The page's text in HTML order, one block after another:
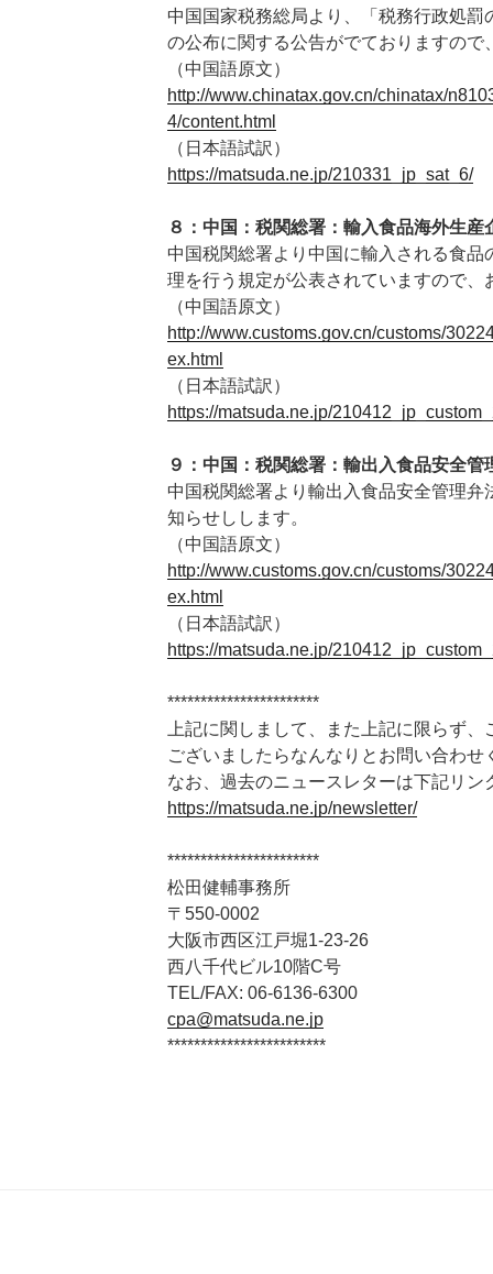
中国国家税務総局より、「税務行政処
の公布に関する公告がでておりますので
（中国語原文）
http://www.chinatax.gov.cn/chinatax/
4/content.html
（日本語試訳）
https://matsuda.ne.jp/210331_jp_sat_6/
８：中国：税関総署：輸入食品海外生産
中国税関総署より中国に輸入される食
理を行う規定が公表されていますので、
（中国語原文）
http://www.customs.gov.cn/customs/
ex.html
（日本語試訳）
https://matsuda.ne.jp/
９：中国：税関総署： 輸出入食品安全管
中国税関総署より輸出入食品安全管理
知らせしします。
（中国語原文）
http://www.customs.gov.cn/customs/
ex.html
（日本語試訳）
https://matsuda.ne.jp/
***********************
上記に関しまして、また上記に限らず
ございましたらなんなりとお問い合わせ
なお、過去のニュースレターは下記リン
https://matsuda.ne.jp/newsletter/
***********************
松田健輔事務所
〒550-0002
大阪市西区江戸堀1-23-26
西八千代ビル10階C号
TEL/FAX: 06-6136-6300
cpa@matsuda.ne.jp
************************